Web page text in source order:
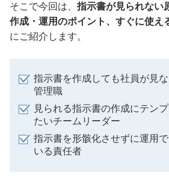
そこで今回は、 指示書が見られない
作成・運用のポイント、すぐに使え
にご紹介します。
指示書を作成しても社員が見
管理職
見られる指示書の作成にテン
たいチームリーダー
指示書を形骸化させずに運用
いる責任者